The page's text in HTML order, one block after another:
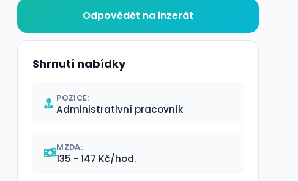
Odpovědět na inzerát
Shrnutí nabídky
POZICE:
Administrativní pracovník
MZDA:
135 - 147 Kč/hod.